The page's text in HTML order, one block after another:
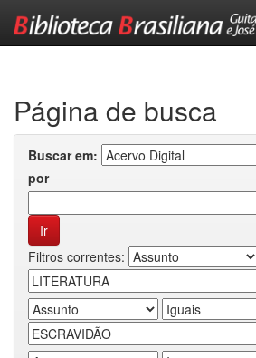
Página de busca
Buscar em:
por
Filtros correntes: